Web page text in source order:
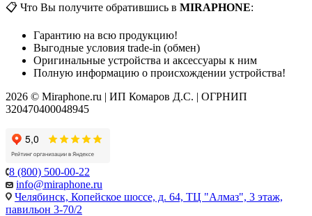
📋 Что Вы получите обратившись в MIRAPHONE:
Гарантию на всю продукцию!
Выгодные условия trade-in (обмен)
Оригинальные устройства и аксессуары к ним
Полную информацию о происхождении устройства!
2026 © Miraphone.ru | ИП Комаров Д.С. | ОГРНИП
320470400048945
8 (800) 500-00-22
info@miraphone.ru
Челябинск, Копейское шоссе, д. 64, ТЦ "Алмаз", 3 этаж,
павильон 3-70/2